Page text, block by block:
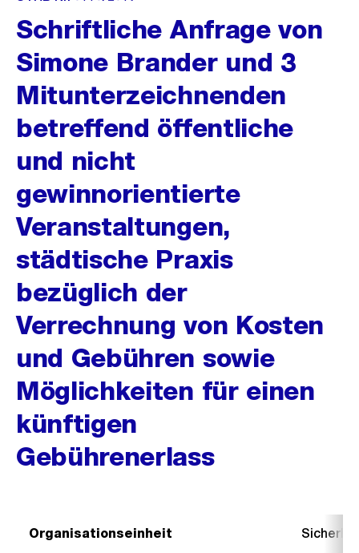
Schriftliche Anfrage von
Simone Brander und 3
Mitunterzeichnenden
betreffend öffentliche
und nicht
gewinnorientierte
Veranstaltungen,
städtische Praxis
bezüglich der
Verrechnung von Kosten
und Gebühren sowie
Möglichkeiten für einen
künftigen
Gebührenerlass
Organisationseinheit